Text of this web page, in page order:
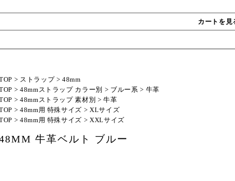
カートを見
> ストラップ > 48mm
> 48mmストラップ カラー別 > ブルー系 > 牛革
> 48mmストラップ 素材別 > 牛革
> 48mm用 特殊サイズ > XLサイズ
> 48mm用 特殊サイズ > XXLサイズ
牛革ベルト ブルー